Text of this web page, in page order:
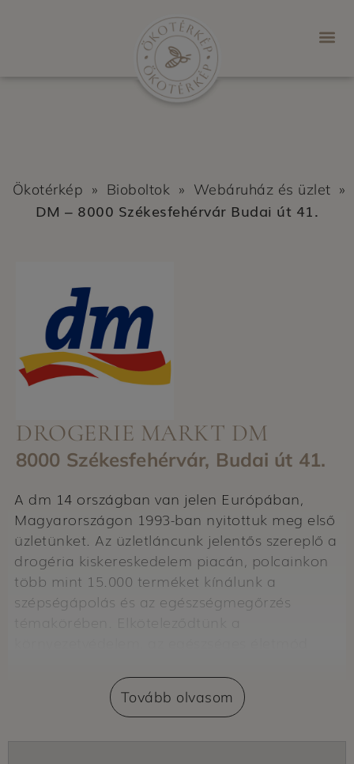
Ökotérkép » Bioboltok » Webáruház és üzlet »
DM – 8000 Székesfehérvár Budai út 41.
DROGERIE MARKT DM
8000 Székesfehérvár, Budai út 41.
A dm 14 országban van jelen Európában,
Magyarországon 1993-ban nyitottuk meg első
üzletünket. Az üzletláncunk jelentős szereplő a
drogéria kiskereskedelem piacán, polcainkon
több mint 15.000 terméket kínálunk a
szépségápolás és az egészségmegőrzés
témakörében. Elköteleződtünk a
a munkatársak megteremthessék a munka és
a magánélet egészséges egyensúlyát.
Tovább olvasom